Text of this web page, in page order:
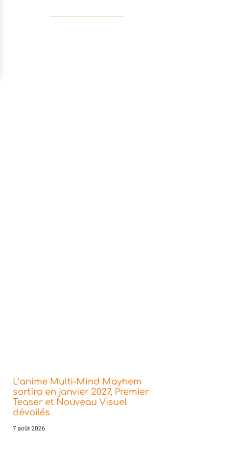
L’anime Multi-Mind Mayhem
sortira en janvier 2027, Premier
Teaser et Nouveau Visuel
dévoilés
7 août 2026